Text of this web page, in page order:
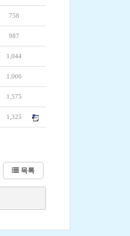
758
987
1,044
1,006
1,575
1,325
목록